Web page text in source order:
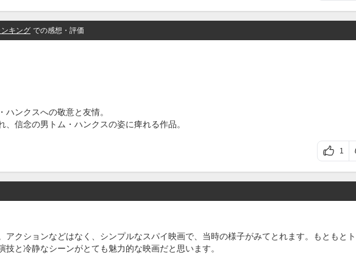
キング での感想・評価
ンクスへの敬意と友情。
信念の男トム・ハンクスの姿に痺れる作品。
1
アクションなどはなく、シンプルなスパイ映画で、当時の様子がみてとれます。もともと
技と冷静なシーンがとても魅力的な映画だと思います。